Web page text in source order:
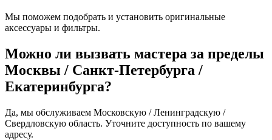
Мы поможем подобрать и установить оригинальные
аксессуары и фильтры.
Можно ли вызвать мастера за пределы
Москвы / Санкт-Петербурга /
Екатеринбурга?
Да, мы обслуживаем Московскую / Ленинградскую /
Свердловскую область. Уточните доступность по вашему
адресу.